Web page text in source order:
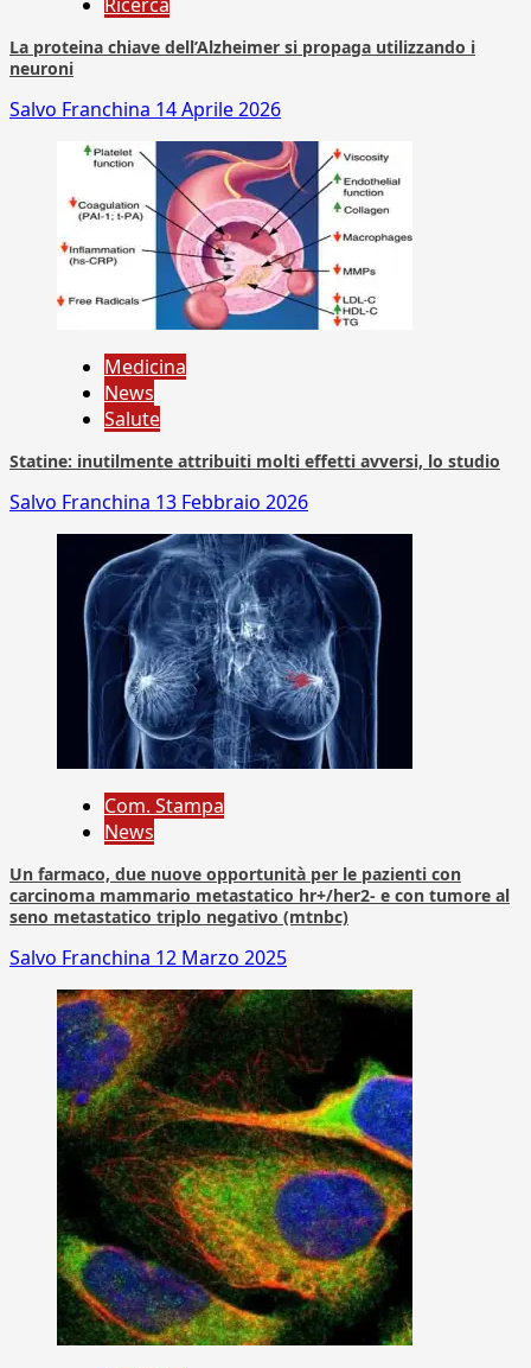
La proteina chiave dell’Alzheimer si propaga utilizzando i
neuroni
Salvo Franchina 14 Aprile 2026
Medicina
News
Salute
Statine: inutilmente attribuiti molti effetti avversi, lo studio
Salvo Franchina 13 Febbraio 2026
Com. Stampa
News
Un farmaco, due nuove opportunità per le pazienti con
carcinoma mammario metastatico hr+/her2- e con tumore al
seno metastatico triplo negativo (mtnbc)
Salvo Franchina 12 Marzo 2025